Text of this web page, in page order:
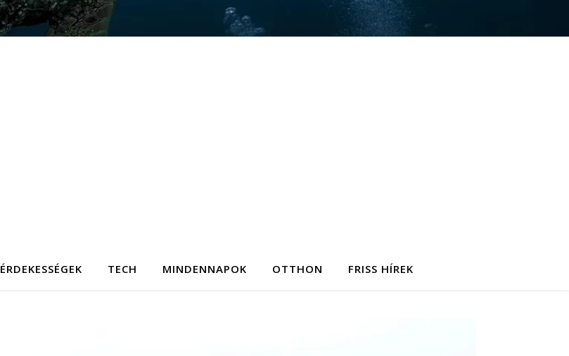
ÉRDEKESSÉGEK TECH MINDENNAPOK OTTHON FRISS HÍREK